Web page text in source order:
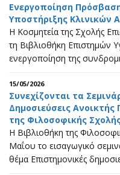
Ενεργοποίηση
Υποστήριξης Κλινικών
Η Κοσμητεία της Σχολής
τη Βιβλιοθήκη Επιστημών
ενεργοποίηση της
15/05/2026
Συνεχίζονται τα
Δημοσιεύσεις
της Φιλοσοφικής
Η Βιβλιοθήκη της
Μαΐου το εισαγωγικό
θέμα Επιστημονικές